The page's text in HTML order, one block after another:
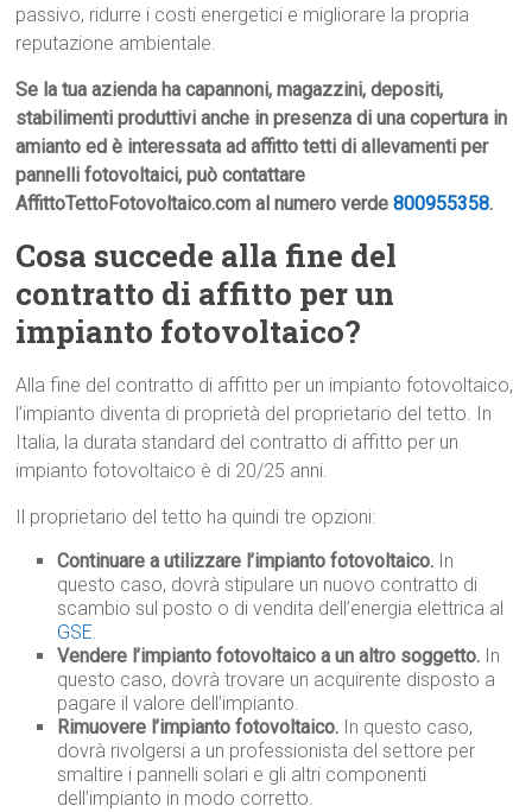
passivo, ridurre i costi energetici e migliorare la propria
reputazione ambientale.
Se la tua azienda ha capannoni, magazzini, depositi,
stabilimenti produttivi anche in presenza di una copertura in
amianto ed è interessata ad affitto tetti di allevamenti per
pannelli fotovoltaici, può contattare
AffittoTettoFotovoltaico.com al numero verde800955358.
Cosa succede alla fine del
contratto di affitto per un
impianto fotovoltaico?
Alla fine del contratto di affitto per un impianto fotovoltaico,
l’impianto diventa di proprietà del proprietario del tetto. In
Italia, la durata standard del contratto di affitto per un
impianto fotovoltaico è di 20/25 anni.
Il proprietario del tetto ha quindi tre opzioni:
Continuare a utilizzare l’impianto fotovoltaico. In
questo caso, dovrà stipulare un nuovo contratto di
scambio sul posto o di vendita dell’energia elettrica al
GSE.
Vendere l’impianto fotovoltaico a un altro soggetto. In
questo caso, dovrà trovare un acquirente disposto a
pagare il valore dell’impianto.
Rimuovere l’impianto fotovoltaico. In questo caso,
dovrà rivolgersi a un professionista del settore per
smaltire i pannelli solari e gli altri componenti
dell’impianto in modo corretto.